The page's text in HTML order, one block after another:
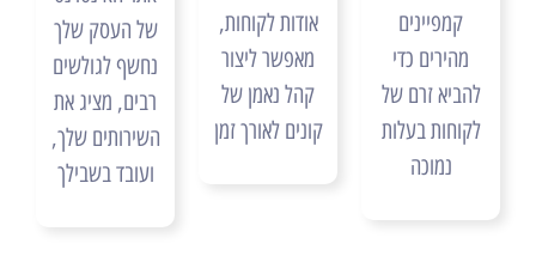
קמפיינים
מהירים כדי
להביא זרם של
לקוחות בעלות
נמוכה
אודות לקוחות,
מאפשר ליצור
קהל נאמן של
קונים לאורך זמן
של העסק שלך
נחשף לגולשים
רבים, מציג את
השירותים שלך,
ועובד בשבילך